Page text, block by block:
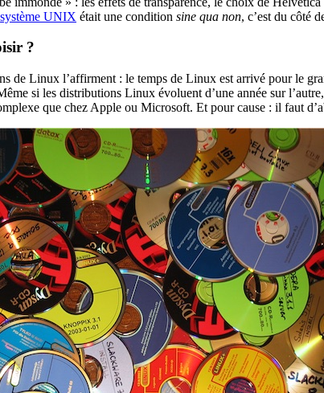
système UNIX était une condition sine qua non, c’est du côté
?
de Linux l’affirment : le temps de Linux est arrivé pour le
si les distributions Linux évoluent d’une année sur
que chez Apple ou Microsoft. Et pour cause : il faut